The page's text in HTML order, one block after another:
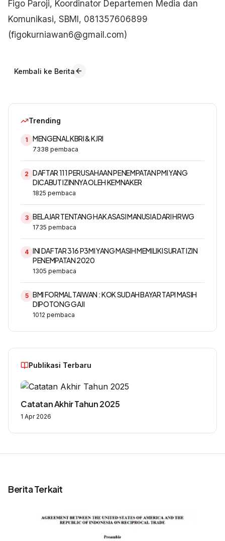
Figo Paroji, Koordinator Departemen Media dan
Komunikasi, SBMI, 081357606899
(figokurniawan6@gmail.com)
Kembali ke Berita
Trending
1 MENGENAL KBRI & KJRI
7338 pembaca
2 DAFTAR 111 PERUSAHAAN PENEMPATAN PMI YANG
DICABUT IZINNYA OLEH KEMNAKER
1825 pembaca
3 BELAJAR TENTANG HAK ASASI MANUSIA DARI HRWG
1735 pembaca
4 INI DAFTAR 316 P3MI YANG MASIH MEMILIKI SURAT IZIN
PENEMPATAN 2020
1305 pembaca
5 BMI FORMAL TAIWAN : KOK SUDAH BAYAR TAPI MASIH
DIPOTONG GAJI
1012 pembaca
Publikasi Terbaru
Catatan Akhir Tahun 2025
1 Apr 2026
Berita Terkait